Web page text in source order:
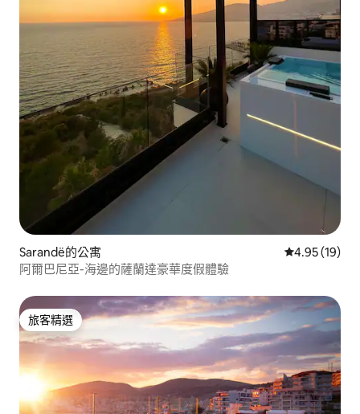
Sarandë的公寓 從 19 則評價
4.95 (19)
阿爾巴尼亞-海邊的薩蘭達豪華度假體驗
旅客精選
旅客精選